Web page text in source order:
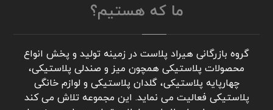
ما که هستیم؟
گروه بازرگانی هیراد پلاست در زمینه تولید و پخش انواع
محصولات پلاستیکی همچون میز و صندلی پلاستیکی،
چهارپایه پلاستیکی، گلدان پلاستیکی و لوازم خانگی
پلاستیکی فعالیت می نماید. این مجموعه تلاش می کند